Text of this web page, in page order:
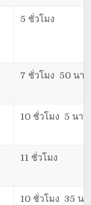
5 ชั่วโมง
7 ชั่วโมง 50 นาที
10 ชั่วโมง 5 นาที
11 ชั่วโมง
10 ชั่วโมง 35 น